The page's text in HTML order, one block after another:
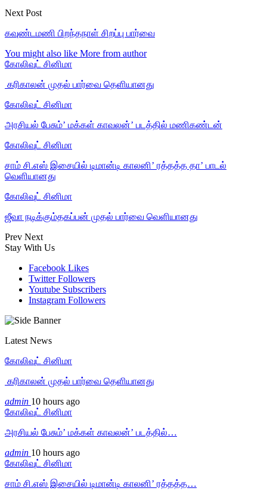
Next Post
கவுண்டமணி பிறந்தநாள் சிறப்பு பார்வை
You might also like More from author
கோலிவுட் சினிமா
‎ கரிகாலன் முதல் பார்வை தெளியானது
கோலிவுட் சினிமா
அரசியல் பேசும்’ மக்கள் காவலன்’ படத்தில் மணிகண்டன்
கோலிவுட் சினிமா
சாம் சி.எஸ் இசையில் டிமான்டி காலனி’ ரத்தத்த தா’ பாடல்
வெளியானது
கோலிவுட் சினிமா
ஜீவா நடிக்கும்தகப்பன் முதல் பார்வை வெளியானது
Prev Next
Stay With Us
Facebook Likes
Twitter Followers
Youtube Subscribers
Instagram Followers
Latest News
கோலிவுட் சினிமா
‎ கரிகாலன் முதல் பார்வை தெளியானது
admin 10 hours ago
கோலிவுட் சினிமா
அரசியல் பேசும்’ மக்கள் காவலன்’ படத்தில்…
admin 10 hours ago
கோலிவுட் சினிமா
சாம் சி.எஸ் இசையில் டிமான்டி காலனி’ ரத்தத்த…